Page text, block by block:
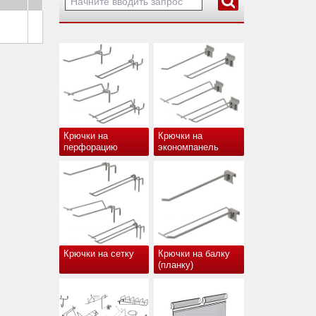
Крючки на
перфорацию
Крючки на
экономпанель
Крючки на сетку
Крючки на балку
(планку)